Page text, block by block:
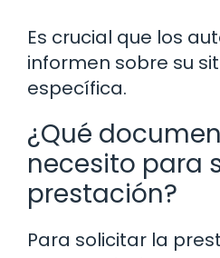
Es crucial que los
informen sobre su
específica.
¿Qué
necesito para
prestación?
Para solicitar la